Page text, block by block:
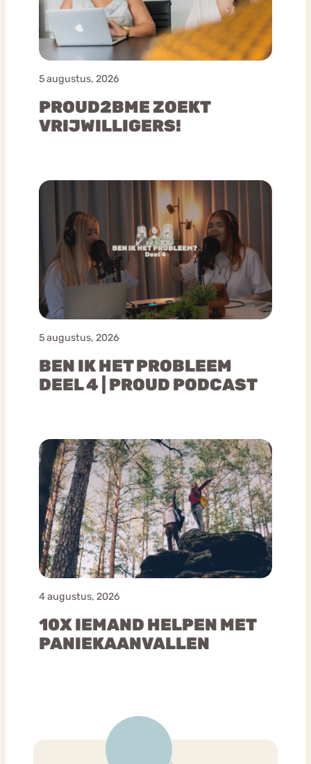
5 augustus, 2026
PROUD2BME ZOEKT
VRIJWILLIGERS!
5 augustus, 2026
BEN IK HET PROBLEEM
DEEL 4 | PROUD PODCAST
4 augustus, 2026
10X IEMAND HELPEN MET
PANIEKAANVALLEN